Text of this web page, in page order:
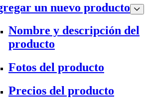
un nuevo producto
Nombre y descripción del
producto
Fotos del producto
Precios del producto